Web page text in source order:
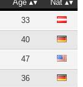
Âge
Nat
33
40
47
36